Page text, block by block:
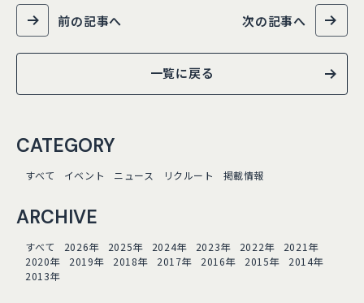
前の記事へ
一覧に戻る
次の記事へ
CATEGORY
すべて イベント ニュース リクルート 掲載情報
ARCHIVE
すべて 2026年 2025年 2024年 2023年 2022年
2021年
2020年
2019年 2018年 2017年 2016年 2015年
2014年
2013年